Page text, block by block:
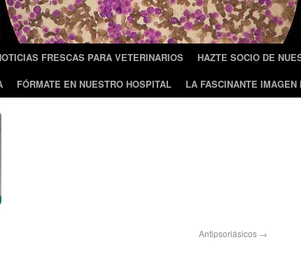
FRESCAS PARA VETERINARIOS
HAZTE SOCIO DE
FÓRMATE EN NUESTRO HOSPITAL LA FASCINANTE
Antipsoriásicos →